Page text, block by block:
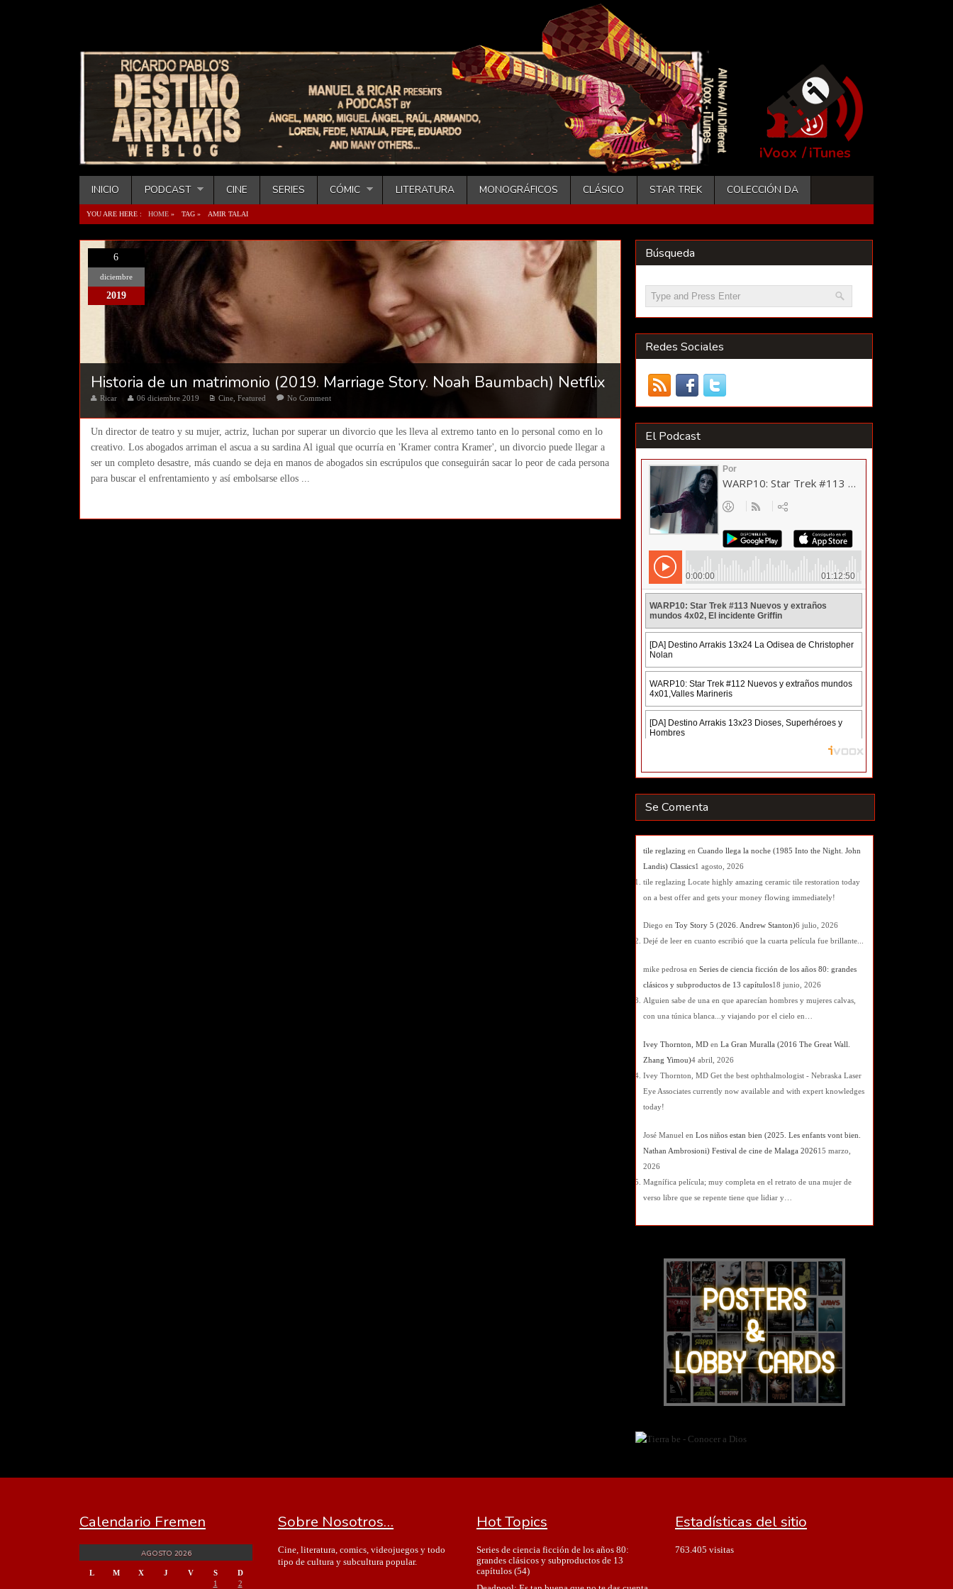
iVoox /iTunes
INICIO PODCAST CINE SERIES CÓMIC LITERATURA MONOGRÁFICOS CLÁSICO STAR TREK COLECCIÓN DA
YOU ARE HERE : HOME » TAG » AMIR TALAI
6
diciembre
2019
Historia de un matrimonio (2019. Marriage Story. Noah Baumbach) Netflix
Ricar 06 diciembre 2019 Cine,Featured No Comment
Un director de teatro y su mujer, actriz, luchan por superar un divorcio que les lleva al extremo tanto en lo personal como en lo
creativo. Los abogados arriman el ascua a su sardina Al igual que ocurría en 'Kramer contra Kramer', un divorcio puede llegar a
ser un completo desastre, más cuando se deja en manos de abogados sin escrúpulos que conseguirán sacar lo peor de cada persona
para buscar el enfrentamiento y así embolsarse ellos ...
Búsqueda
Redes Sociales
El Podcast
Se Comenta
tile reglazing en Cuando llega la noche (1985 Into the Night. John
Landis) Classics1 agosto, 2026
tile reglazing Locate highly amazing ceramic tile restoration today
on a best offer and gets your money flowing immediately!
Diego en Toy Story 5 (2026. Andrew Stanton)6 julio, 2026
Dejé de leer en cuanto escribió que la cuarta película fue brillante...
mike pedrosa en Series de ciencia ficción de los años 80: grandes
clásicos y subproductos de 13 capítulos18 junio, 2026
Alguien sabe de una en que aparecían hombres y mujeres calvas,
con una túnica blanca...y viajando por el cielo en…
Ivey Thornton, MD en La Gran Muralla (2016 The Great Wall.
Zhang Yimou)4 abril, 2026
Ivey Thornton, MD Get the best ophthalmologist - Nebraska Laser
Eye Associates currently now available and with expert knowledges
today!
José Manuel en Los niños estan bien (2025. Les enfants vont bien.
Nathan Ambrosioni) Festival de cine de Malaga 202615 marzo,
2026
Magnífica película; muy completa en el retrato de una mujer de
verso libre que se repente tiene que lidiar y…
Calendario Fremen
AGOSTO 2026
L M X J V S
D
1
2
Sobre Nosotros…
Cine, literatura, comics, videojuegos y todo
tipo de cultura y subcultura popular.
Hot Topics
Series de ciencia ficción de los años 80:
grandes clásicos y subproductos de 13
capítulos(54)
Estadísticas del sitio
763.405 visitas